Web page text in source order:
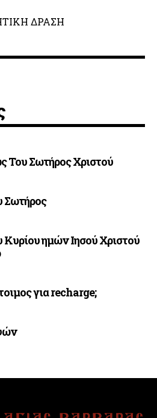
ΔΡΑΣΗ
Σωτήρος Χριστού
ημών Ιησού Χριστού
για recharge;